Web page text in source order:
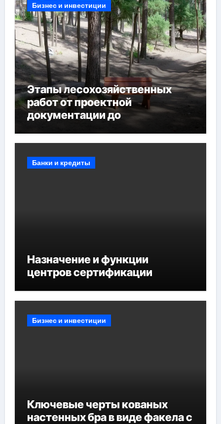
Бизнес и инвестиции
Этапы лесохозяйственных
работ от проектной
документации до
мероприятий и обустройства
Банки и кредиты
Назначение и функции
центров сертификации
Бизнес и инвестиции
Ключевые черты кованых
настенных бра в виде факела с